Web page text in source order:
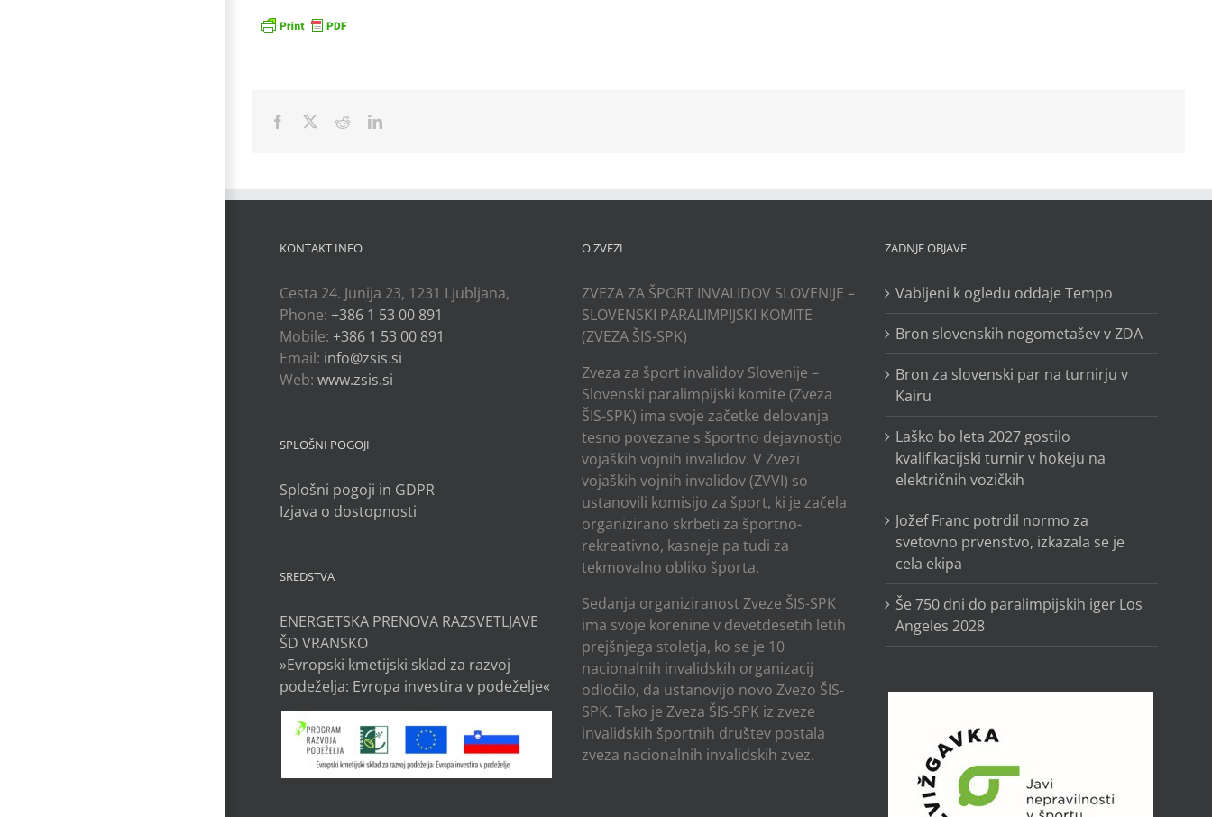
Facebook RedditLinkedIn
KONTAKT INFO
Cesta 24. Junija 23, 1231 Ljubljana,
Phone: +386 1 53 00 891
Mobile: +386 1 53 00 891
Email: info@zsis.si
Web: www.zsis.si
SPLOŠNI POGOJI
Splošni pogoji in GDPR
Izjava o dostopnosti
SREDSTVA
ENERGETSKA PRENOVA RAZSVETLJAVE
ŠD VRANSKO
»Evropski kmetijski sklad za razvoj
podeželja: Evropa investira v podeželje«
O ZVEZI
ZVEZA ZA ŠPORT INVALIDOV SLOVENIJE –
SLOVENSKI PARALIMPIJSKI KOMITE
(ZVEZA ŠIS-SPK)
Zveza za šport invalidov Slovenije –
Slovenski paralimpijski komite (Zveza
ŠIS-SPK) ima svoje začetke delovanja
tesno povezane s športno dejavnostjo
vojaških vojnih invalidov. V Zvezi
vojaških vojnih invalidov (ZVVI) so
ustanovili komisijo za šport, ki je začela
organizirano skrbeti za športno-
rekreativno, kasneje pa tudi za
tekmovalno obliko športa.
Sedanja organiziranost Zveze ŠIS-SPK
ima svoje korenine v devetdesetih letih
prejšnjega stoletja, ko se je 10
nacionalnih invalidskih organizacij
odločilo, da ustanovijo novo Zvezo ŠIS-
SPK. Tako je Zveza ŠIS-SPK iz zveze
invalidskih športnih društev postala
zveza nacionalnih invalidskih zvez.
ZADNJE OBJAVE
Vabljeni k ogledu oddaje Tempo
Bron slovenskih nogometašev v ZDA
Bron za slovenski par na turnirju v
Kairu
Laško bo leta 2027 gostilo
kvalifikacijski turnir v hokeju na
električnih vozičkih
Jožef Franc potrdil normo za
svetovno prvenstvo, izkazala se je
cela ekipa
Še 750 dni do paralimpijskih iger Los
Angeles 2028